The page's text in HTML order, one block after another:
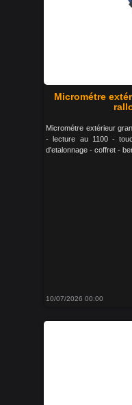
Micrométre
Micrométre extérieur
- lecture au 1100 -
d'etalonnage - coffret -
10/07/2026 00:00